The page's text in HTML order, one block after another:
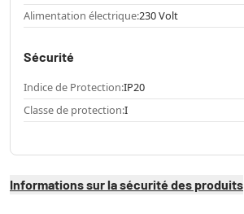
Alimentation électrique:230 Volt
Sécurité
Indice de Protection:IP20
Classe de protection:I
Informations sur la sécurité des produits